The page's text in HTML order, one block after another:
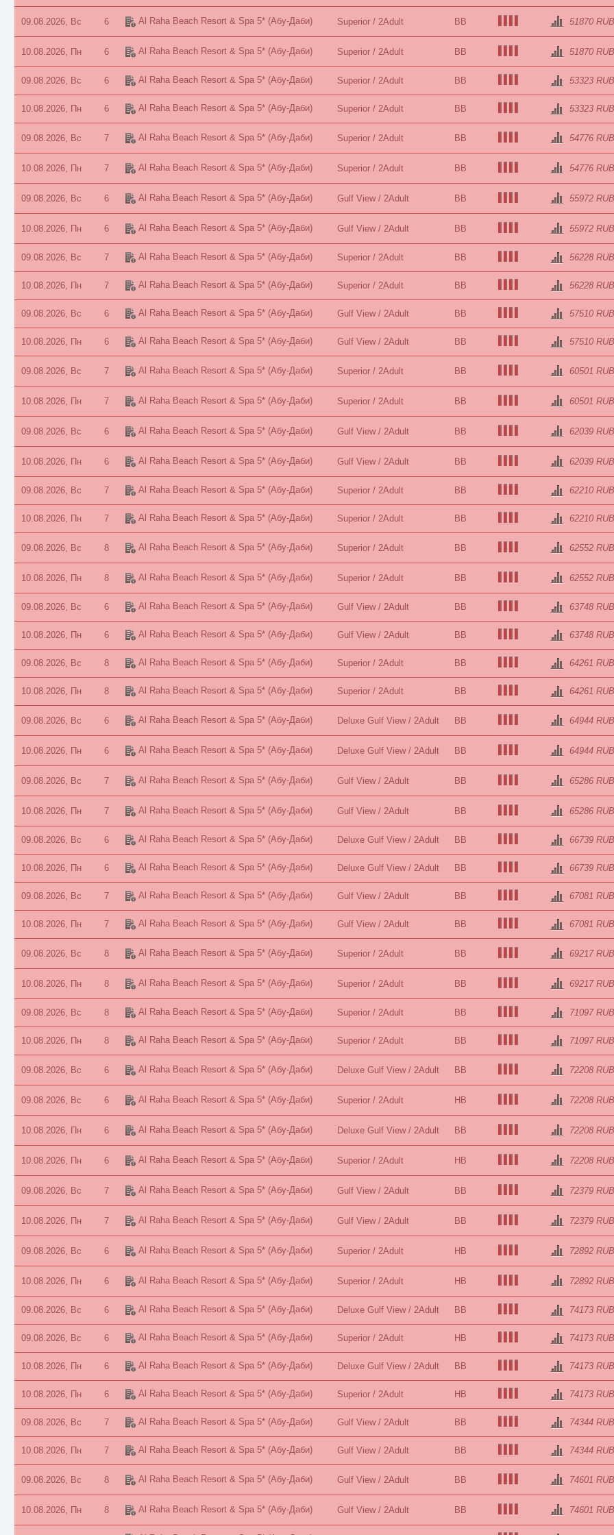
09.08.2026, Вс 6 Al Raha Beach Resort & Spa 5*(Абу-Даби) Superior / 2Adult BB 51870 RUB
10.08.2026, Пн 6 Al Raha Beach Resort & Spa 5*(Абу-Даби) Superior / 2Adult BB 51870 RUB
09.08.2026, Вс 6 Al Raha Beach Resort & Spa 5*(Абу-Даби) Superior / 2Adult BB 53323 RUB
10.08.2026, Пн 6 Al Raha Beach Resort & Spa 5*(Абу-Даби) Superior / 2Adult BB 53323 RUB
09.08.2026, Вс 7 Al Raha Beach Resort & Spa 5*(Абу-Даби) Superior / 2Adult BB 54776 RUB
10.08.2026, Пн 7 Al Raha Beach Resort & Spa 5*(Абу-Даби) Superior / 2Adult BB 54776 RUB
09.08.2026, Вс 6 Al Raha Beach Resort & Spa 5*(Абу-Даби) Gulf View / 2Adult BB 55972 RUB
10.08.2026, Пн 6 Al Raha Beach Resort & Spa 5*(Абу-Даби) Gulf View / 2Adult BB 55972 RUB
09.08.2026, Вс 7 Al Raha Beach Resort & Spa 5*(Абу-Даби) Superior / 2Adult BB 56228 RUB
10.08.2026, Пн 7 Al Raha Beach Resort & Spa 5*(Абу-Даби) Superior / 2Adult BB 56228 RUB
09.08.2026, Вс 6 Al Raha Beach Resort & Spa 5*(Абу-Даби) Gulf View / 2Adult BB 57510 RUB
10.08.2026, Пн 6 Al Raha Beach Resort & Spa 5*(Абу-Даби) Gulf View / 2Adult BB 57510 RUB
09.08.2026, Вс 7 Al Raha Beach Resort & Spa 5*(Абу-Даби) Superior / 2Adult BB 60501 RUB
10.08.2026, Пн 7 Al Raha Beach Resort & Spa 5*(Абу-Даби) Superior / 2Adult BB 60501 RUB
09.08.2026, Вс 6 Al Raha Beach Resort & Spa 5*(Абу-Даби) Gulf View / 2Adult BB 62039 RUB
10.08.2026, Пн 6 Al Raha Beach Resort & Spa 5*(Абу-Даби) Gulf View / 2Adult BB 62039 RUB
09.08.2026, Вс 7 Al Raha Beach Resort & Spa 5*(Абу-Даби) Superior / 2Adult BB 62210 RUB
10.08.2026, Пн 7 Al Raha Beach Resort & Spa 5*(Абу-Даби) Superior / 2Adult BB 62210 RUB
09.08.2026, Вс 8 Al Raha Beach Resort & Spa 5*(Абу-Даби) Superior / 2Adult BB 62552 RUB
10.08.2026, Пн 8 Al Raha Beach Resort & Spa 5*(Абу-Даби) Superior / 2Adult BB 62552 RUB
09.08.2026, Вс 6 Al Raha Beach Resort & Spa 5*(Абу-Даби) Gulf View / 2Adult BB 63748 RUB
10.08.2026, Пн 6 Al Raha Beach Resort & Spa 5*(Абу-Даби) Gulf View / 2Adult BB 63748 RUB
09.08.2026, Вс 8 Al Raha Beach Resort & Spa 5*(Абу-Даби) Superior / 2Adult BB 64261 RUB
10.08.2026, Пн 8 Al Raha Beach Resort & Spa 5*(Абу-Даби) Superior / 2Adult BB 64261 RUB
09.08.2026, Вс 6 Al Raha Beach Resort & Spa 5*(Абу-Даби) Deluxe Gulf View / 2Adult BB 64944 RUB
10.08.2026, Пн 6 Al Raha Beach Resort & Spa 5*(Абу-Даби) Deluxe Gulf View / 2Adult BB 64944 RUB
09.08.2026, Вс 7 Al Raha Beach Resort & Spa 5*(Абу-Даби) Gulf View / 2Adult BB 65286 RUB
10.08.2026, Пн 7 Al Raha Beach Resort & Spa 5*(Абу-Даби) Gulf View / 2Adult BB 65286 RUB
09.08.2026, Вс 6 Al Raha Beach Resort & Spa 5*(Абу-Даби) Deluxe Gulf View / 2Adult BB 66739 RUB
10.08.2026, Пн 6 Al Raha Beach Resort & Spa 5*(Абу-Даби) Deluxe Gulf View / 2Adult BB 66739 RUB
09.08.2026, Вс 7 Al Raha Beach Resort & Spa 5*(Абу-Даби) Gulf View / 2Adult BB 67081 RUB
10.08.2026, Пн 7 Al Raha Beach Resort & Spa 5*(Абу-Даби) Gulf View / 2Adult BB 67081 RUB
09.08.2026, Вс 8 Al Raha Beach Resort & Spa 5*(Абу-Даби) Superior / 2Adult BB 69217 RUB
10.08.2026, Пн 8 Al Raha Beach Resort & Spa 5*(Абу-Даби) Superior / 2Adult BB 69217 RUB
09.08.2026, Вс 8 Al Raha Beach Resort & Spa 5*(Абу-Даби) Superior / 2Adult BB 71097 RUB
10.08.2026, Пн 8 Al Raha Beach Resort & Spa 5*(Абу-Даби) Superior / 2Adult BB 71097 RUB
09.08.2026, Вс 6 Al Raha Beach Resort & Spa 5*(Абу-Даби) Deluxe Gulf View / 2Adult BB 72208 RUB
09.08.2026, Вс 6 Al Raha Beach Resort & Spa 5*(Абу-Даби) Superior / 2Adult HB 72208 RUB
10.08.2026, Пн 6 Al Raha Beach Resort & Spa 5*(Абу-Даби) Deluxe Gulf View / 2Adult BB 72208 RUB
10.08.2026, Пн 6 Al Raha Beach Resort & Spa 5*(Абу-Даби) Superior / 2Adult HB 72208 RUB
09.08.2026, Вс 7 Al Raha Beach Resort & Spa 5*(Абу-Даби) Gulf View / 2Adult BB 72379 RUB
10.08.2026, Пн 7 Al Raha Beach Resort & Spa 5*(Абу-Даби) Gulf View / 2Adult BB 72379 RUB
09.08.2026, Вс 6 Al Raha Beach Resort & Spa 5*(Абу-Даби) Superior / 2Adult HB 72892 RUB
10.08.2026, Пн 6 Al Raha Beach Resort & Spa 5*(Абу-Даби) Superior / 2Adult HB 72892 RUB
09.08.2026, Вс 6 Al Raha Beach Resort & Spa 5*(Абу-Даби) Deluxe Gulf View / 2Adult BB 74173 RUB
09.08.2026, Вс 6 Al Raha Beach Resort & Spa 5*(Абу-Даби) Superior / 2Adult HB 74173 RUB
10.08.2026, Пн 6 Al Raha Beach Resort & Spa 5*(Абу-Даби) Deluxe Gulf View / 2Adult BB 74173 RUB
10.08.2026, Пн 6 Al Raha Beach Resort & Spa 5*(Абу-Даби) Superior / 2Adult HB 74173 RUB
09.08.2026, Вс 7 Al Raha Beach Resort & Spa 5*(Абу-Даби) Gulf View / 2Adult BB 74344 RUB
10.08.2026, Пн 7 Al Raha Beach Resort & Spa 5*(Абу-Даби) Gulf View / 2Adult BB 74344 RUB
09.08.2026, Вс 8 Al Raha Beach Resort & Spa 5*(Абу-Даби) Gulf View / 2Adult BB 74601 RUB
10.08.2026, Пн 8 Al Raha Beach Resort & Spa 5*(Абу-Даби) Gulf View / 2Adult BB 74601 RUB